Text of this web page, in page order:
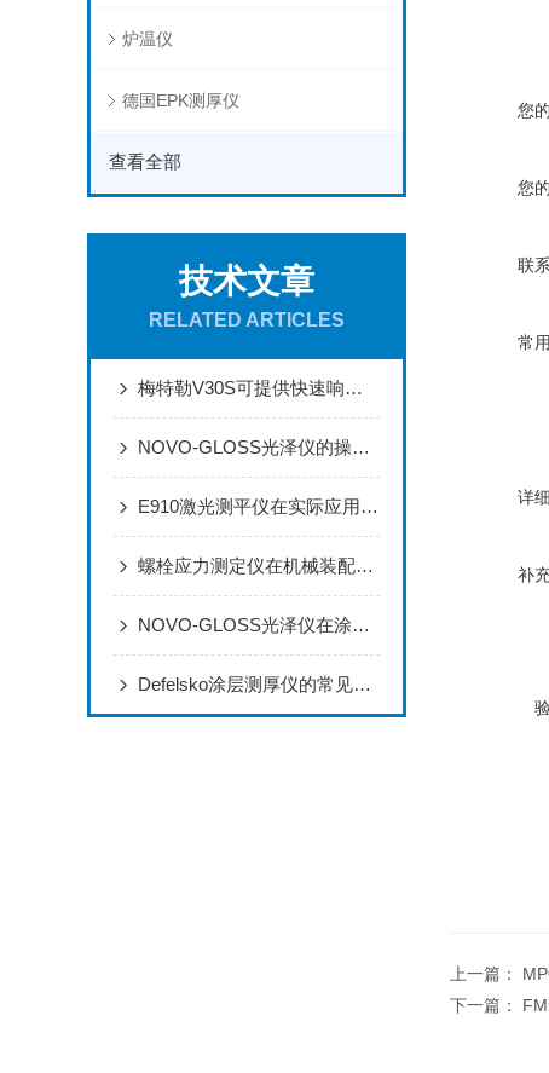
炉温仪
德国EPK测厚仪
查看全部
技术文章
RELATED ARTICLES
梅特勒V30S可提供快速响应的质量测量通道
NOVO-GLOSS光泽仪的操作与运维规范
E910激光测平仪在实际应用场景中的作用体现
螺栓应力测定仪在机械装配过程中的作用
NOVO-GLOSS光泽仪在涂料生产和检测过程中的应用
Defelsko涂层测厚仪的常见应用有哪些？
您
您
联
常
详
补
上一篇：
下一篇：